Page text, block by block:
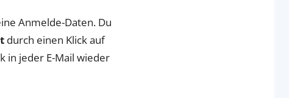
Anmelde-Daten. Du
durch einen Klick auf
in jeder E-Mail wieder